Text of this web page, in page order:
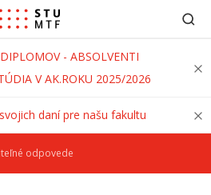
- ABSOLVENTI
V AK.ROKU 2025/2026
daní pre našu fakultu
odpovede